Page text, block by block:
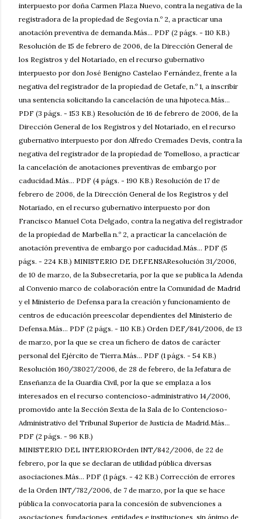
interpuesto por doña Carmen Plaza Nuevo, contra la negativa de la
registradora de la propiedad de Segovia n.º 2, a practicar una
anotación preventiva de demanda.Más... PDF (2 págs. - 110 KB.)
Resolución de 15 de febrero de 2006, de la Dirección General de
los Registros y del Notariado, en el recurso gubernativo
interpuesto por don José Benigno Castelao Fernández, frente a la
negativa del registrador de la propiedad de Getafe, n.º 1, a inscribir
una sentencia solicitando la cancelación de una hipoteca.Más...
PDF (3 págs. - 153 KB.) Resolución de 16 de febrero de 2006, de la
Dirección General de los Registros y del Notariado, en el recurso
gubernativo interpuesto por don Alfredo Cremades Devis, contra la
negativa del registrador de la propiedad de Tomelloso, a practicar
la cancelación de anotaciones preventivas de embargo por
caducidad.Más... PDF (4 págs. - 190 KB.) Resolución de 17 de
febrero de 2006, de la Dirección General de los Registros y del
Notariado, en el recurso gubernativo interpuesto por don
Francisco Manuel Cota Delgado, contra la negativa del registrador
de la propiedad de Marbella n.º 2, a practicar la cancelación de
anotación preventiva de embargo por caducidad.Más... PDF (5
págs. - 224 KB.) MINISTERIO DE DEFENSAResolución 31/2006,
de 10 de marzo, de la Subsecretaría, por la que se publica la Adenda
al Convenio marco de colaboración entre la Comunidad de Madrid
y el Ministerio de Defensa para la creación y funcionamiento de
centros de educación preescolar dependientes del Ministerio de
Defensa.Más... PDF (2 págs. - 110 KB.) Orden DEF/841/2006, de 13
de marzo, por la que se crea un fichero de datos de carácter
personal del Ejército de Tierra.Más... PDF (1 págs. - 54 KB.)
Resolución 160/38027/2006, de 28 de febrero, de la Jefatura de
Enseñanza de la Guardia Civil, por la que se emplaza a los
interesados en el recurso contencioso-administrativo 14/2006,
promovido ante la Sección Sexta de la Sala de lo Contencioso-
Administrativo del Tribunal Superior de Justicia de Madrid.Más...
PDF (2 págs. - 96 KB.)
MINISTERIO DEL INTERIOROrden INT/842/2006, de 22 de
febrero, por la que se declaran de utilidad pública diversas
asociaciones.Más... PDF (1 págs. - 42 KB.) Corrección de errores
de la Orden INT/782/2006, de 7 de marzo, por la que se hace
pública la convocatoria para la concesión de subvenciones a
asociaciones, fundaciones, entidades e instituciones, sin ánimo de